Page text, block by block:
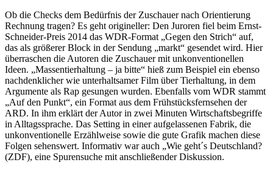
Ob die Checks dem Bedürfnis der Zuschauer nach Orientierung
Rechnung tragen? Es geht origineller: Den Juroren fiel beim Ernst-
Schneider-Preis 2014 das WDR-Format „Gegen den Strich“ auf,
das als größerer Block in der Sendung „markt“ gesendet wird. Hier
überraschen die Autoren die Zuschauer mit unkonventionellen
Ideen. „Massentierhaltung – ja bitte“ hieß zum Beispiel ein ebenso
nachdenklicher wie unterhaltsamer Film über Tierhaltung, in dem
Argumente als Rap gesungen wurden. Ebenfalls vom WDR stammt
„Auf den Punkt“, ein Format aus dem Frühstücksfernsehen der
ARD. In ihm erklärt der Autor in zwei Minuten Wirtschaftsbegriffe
in Alltagssprache. Das Setting in einer aufgelassenen Fabrik, die
unkonventionelle Erzählweise sowie die gute Grafik machen diese
Folgen sehenswert. Informativ war auch „Wie geht´s Deutschland?
(ZDF), eine Spurensuche mit anschließender Diskussion.